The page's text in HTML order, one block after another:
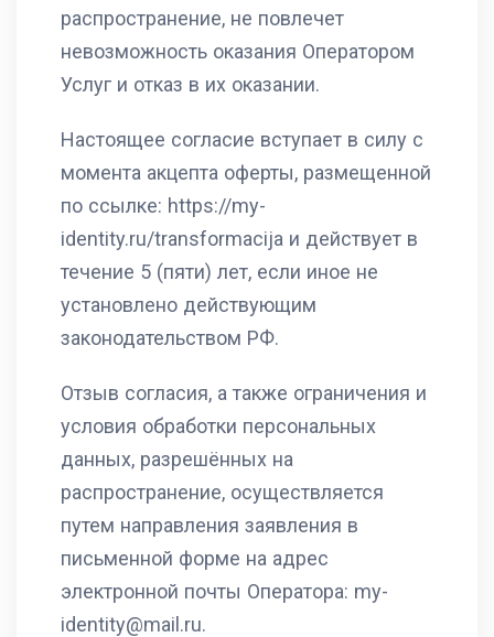
распространение, не повлечет
невозможность оказания Оператором
Услуг и отказ в их оказании.
Настоящее согласие вступает в силу с
момента акцепта оферты, размещенной
по ссылке: https://my-
identity.ru/transformacija и действует в
течение 5 (пяти) лет, если иное не
установлено действующим
законодательством РФ.
Отзыв согласия, а также ограничения и
условия обработки персональных
данных, разрешённых на
распространение, осуществляется
путем направления заявления в
письменной форме на адрес
электронной почты Оператора: my-
identity@mail.ru.